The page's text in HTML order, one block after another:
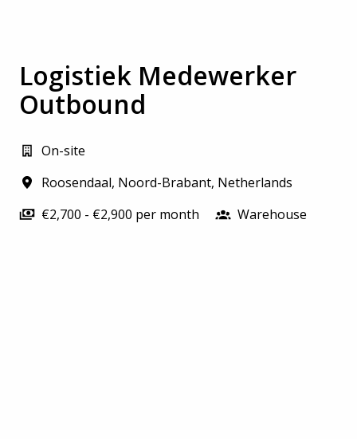
Logistiek Medewerker
Outbound
On-site
Roosendaal, Noord-Brabant, Netherlands
€2,700 - €2,900 per month
Warehouse